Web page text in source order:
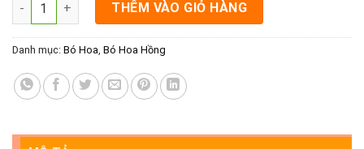
THÊM VÀO GIỎ HÀNG
Danh mục: Bó Hoa, Bó Hoa Hồng